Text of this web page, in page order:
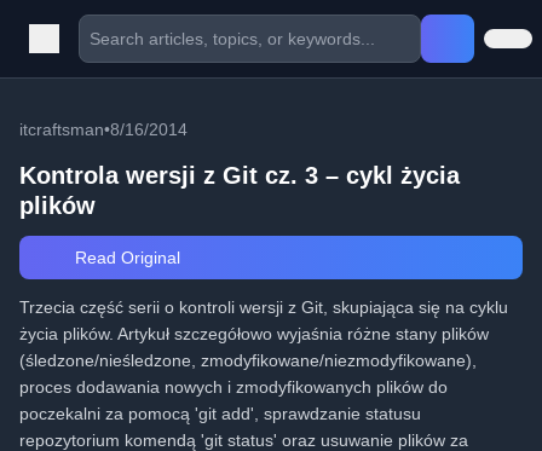
itcraftsman•8/16/2014
Kontrola wersji z Git cz. 3 – cykl życia
plików
Read Original
Trzecia część serii o kontroli wersji z Git, skupiająca się na cyklu
życia plików. Artykuł szczegółowo wyjaśnia różne stany plików
(śledzone/nieśledzone, zmodyfikowane/niezmodyfikowane),
proces dodawania nowych i zmodyfikowanych plików do
poczekalni za pomocą 'git add', sprawdzanie statusu
repozytorium komendą 'git status' oraz usuwanie plików za